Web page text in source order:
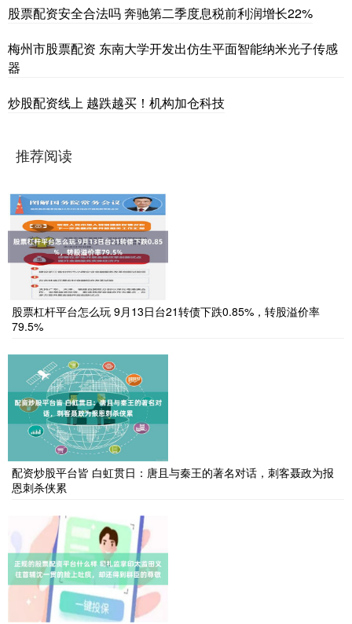
股票配资安全合法吗 奔驰第二季度息税前利润增长22%
梅州市股票配资 东南大学开发出仿生平面智能纳米光子传感
器
炒股配资线上 越跌越买！机构加仓科技
推荐阅读
股票杠杆平台怎么玩 9月13日台21转债下跌0.85%，转股溢价率
79.5%
配资炒股平台皆 白虹贯日：唐且与秦王的著名对话，刺客聂政为报
恩刺杀侠累